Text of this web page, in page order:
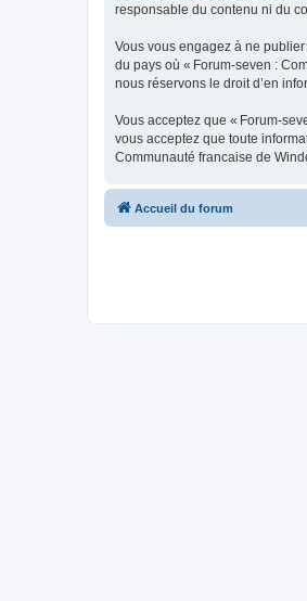
responsable du contenu ni du
Vous vous engagez à ne
du pays où « Forum-seven :
nous réservons le droit d’en
Vous acceptez que « Forum-
vous acceptez que toute
Communauté francaise de
Accueil du forum